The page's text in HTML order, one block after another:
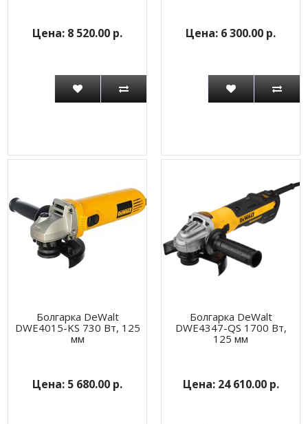
8 520.00 р. 6 300.00 р.
Болгарка DeWalt
DWE4015-KS 730 Вт, 125
мм
5 680.00 р.
Болгарка DeWalt
DWE4347-QS 1700 Вт,
125 мм
24 610.00 р.